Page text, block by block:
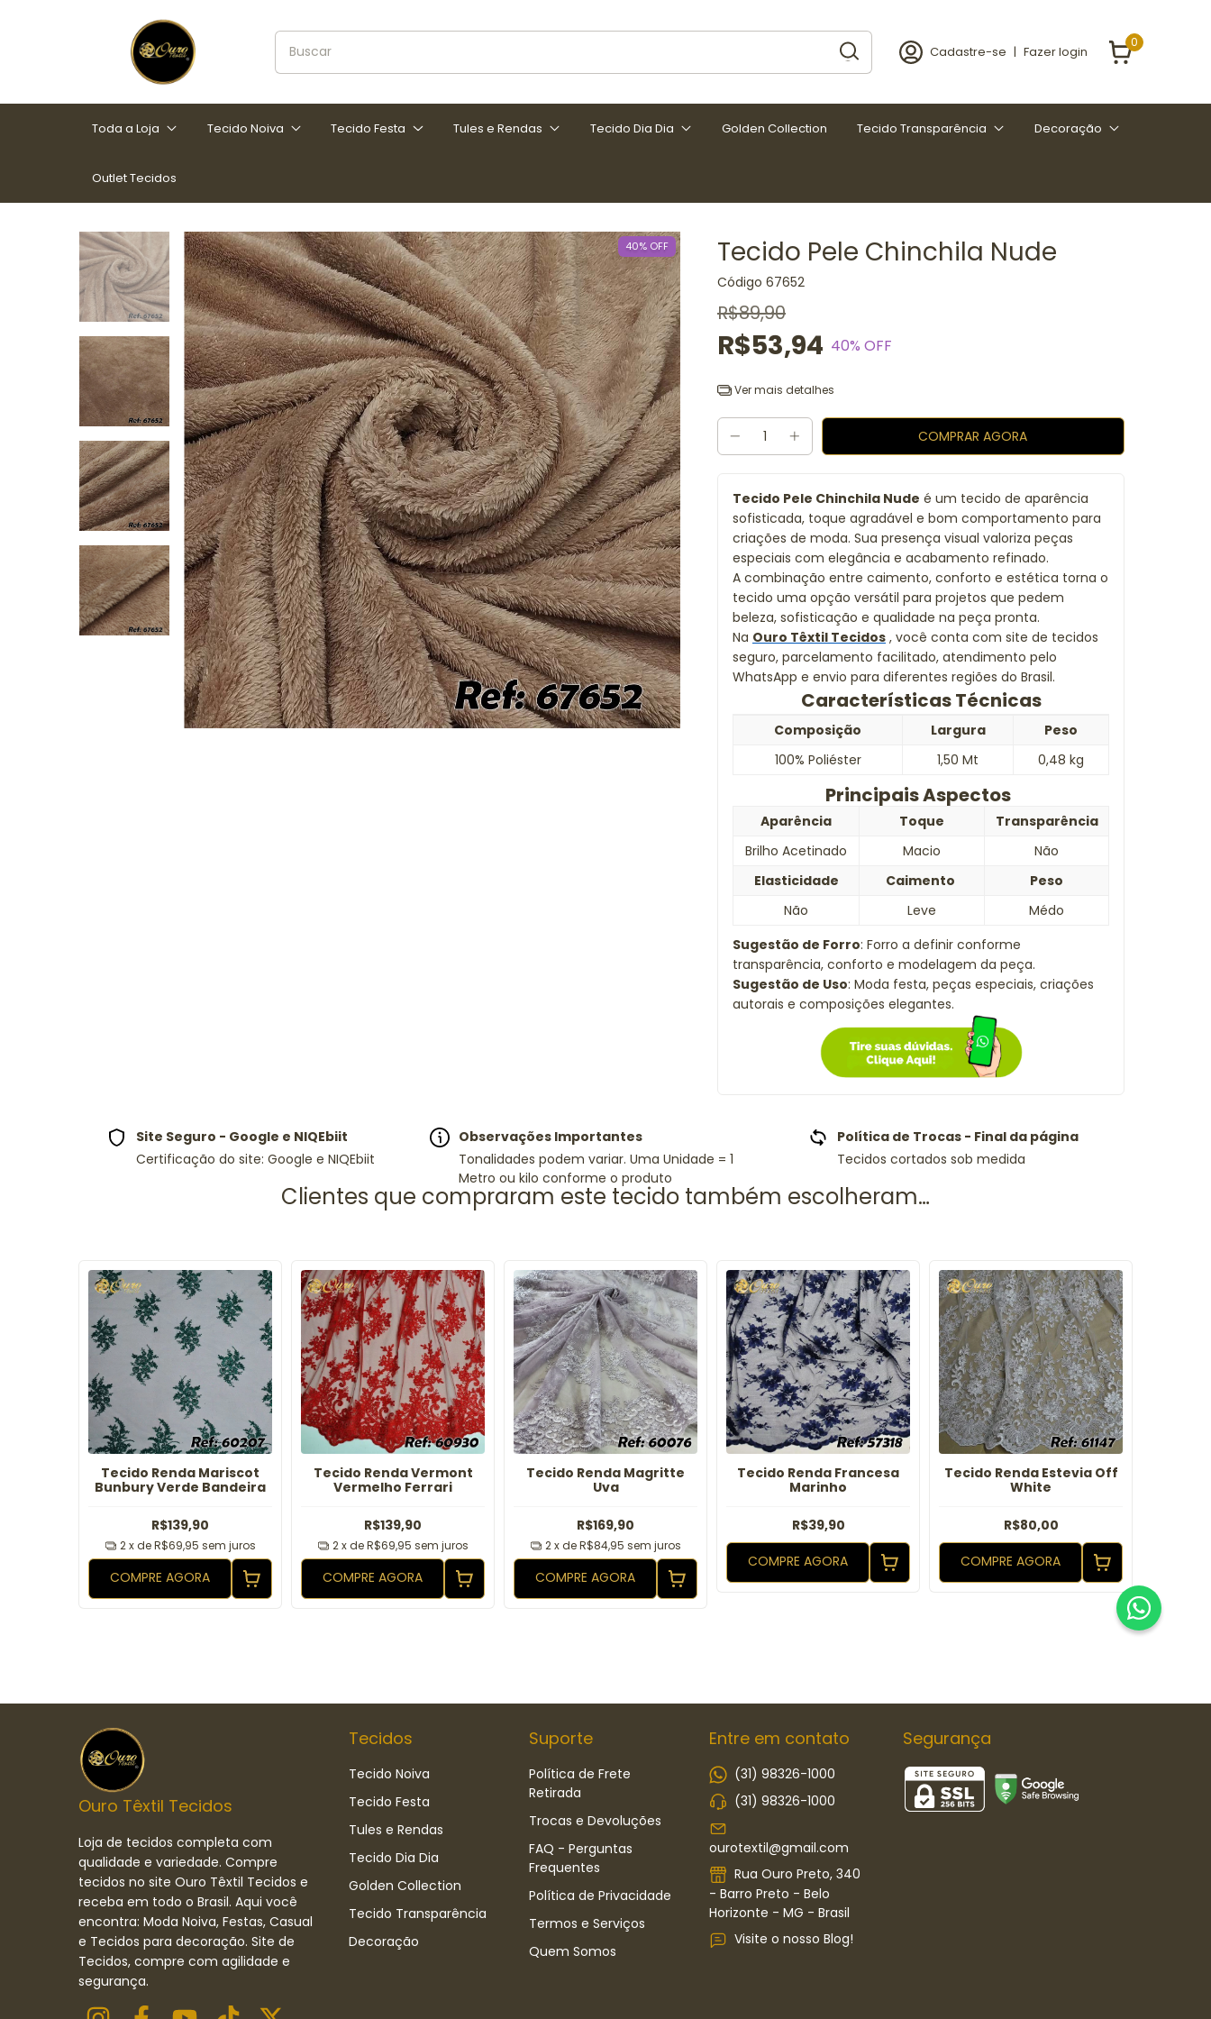
Cadastre-se | Fazer login
0
Toda a Loja Tecido Noiva Tecido Festa Tules e Rendas Tecido Dia Dia Golden Collection Tecido Transparência Decoração
Outlet Tecidos
40% OFF Tecido Pele Chinchila Nude
Código 67652
R$89,90
R$53,94 40% OFF
Ver mais detalhes
Tecido Pele Chinchila Nude é um tecido de aparência
sofisticada, toque agradável e bom comportamento para
criações de moda. Sua presença visual valoriza peças
especiais com elegância e acabamento refinado.
A combinação entre caimento, conforto e estética torna o
tecido uma opção versátil para projetos que pedem
beleza, sofisticação e qualidade na peça pronta.
Na Ouro Têxtil Tecidos , você conta com site de tecidos
seguro, parcelamento facilitado, atendimento pelo
WhatsApp e envio para diferentes regiões do Brasil.
Características Técnicas
Composição Largura
Peso
100% Poliéster
1,50 Mt 0,48 kg
Principais Aspectos
Aparência Toque
Transparência
Brilho Acetinado
Macio
Não
Elasticidade
Caimento
Peso
Não
Leve
Médo
Sugestão de Forro: Forro a definir conforme
transparência, conforto e modelagem da peça.
Sugestão de Uso: Moda festa, peças especiais, criações
autorais e composições elegantes.
Site Seguro - Google e NIQEbiit
Certificação do site: Google e NIQEbiit
Observações Importantes
Tonalidades podem variar. Uma Unidade = 1
Metro ou kilo conforme o produto
Política de Trocas - Final da página
Tecidos cortados sob medida
Tecido Renda Mariscot
Bunbury Verde Bandeira
R$139,90
2 x deR$69,95 sem juros
COMPRE AGORA
Tecido Renda Vermont
Vermelho Ferrari
R$139,90
2 x deR$69,95 sem juros
COMPRE AGORA
Tecido Renda Magritte
Uva
R$169,90
2 x deR$84,95 sem juros
COMPRE AGORA
Tecido Renda Francesa
Marinho
R$39,90
COMPRE AGORA
Tecido Renda Estevia Off
White
R$80,00
COMPRE AGORA
Ouro Têxtil Tecidos
Loja de tecidos completa com
qualidade e variedade. Compre
tecidos no site Ouro Têxtil Tecidos e
receba em todo o Brasil. Aqui você
encontra: Moda Noiva, Festas, Casual
e Tecidos para decoração. Site de
Tecidos, compre com agilidade e
segurança.
Tecidos
Tecido Noiva
Tecido Festa
Tules e Rendas
Tecido Dia Dia
Golden Collection
Tecido Transparência
Decoração
Suporte
Política de Frete
Retirada
Trocas e Devoluções
FAQ - Perguntas
Frequentes
Política de Privacidade
Termos e Serviços
Quem Somos
Entre em contato
(31) 98326-1000
(31) 98326-1000
ourotextil@gmail.com
Rua Ouro Preto, 340
- Barro Preto - Belo
Horizonte - MG - Brasil
Visite o nosso Blog!
Segurança